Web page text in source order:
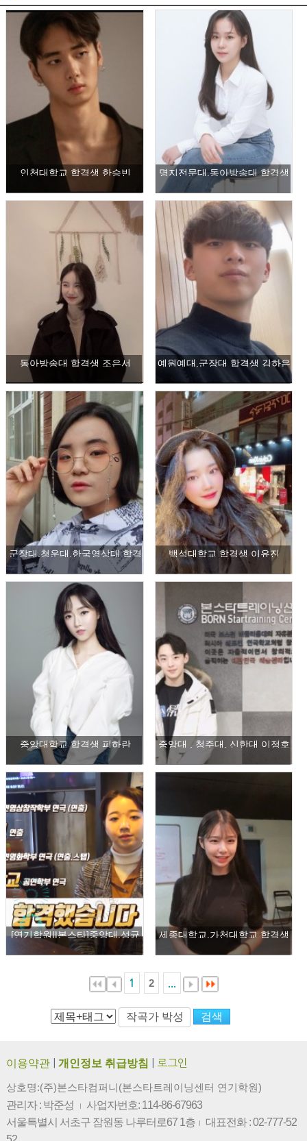
인천대학교 합격생 한승빈
명지전문대,동아방송대 합격생
한주혜
동아방송대 합격생 조은서 예원예대,군장대 합격생 김하은
군장대,청운대,한국영상대 합격
생 전효빈
백석대학교 합격생 이유진
중앙대학교 합격생 피하란 중앙대 , 청주대, 신한대 이정호
[연기학원||본스타]중앙대,성균
관대,단국대,서울예대 합격 4관
세종대학교,가천대학교 합격생
도예진
1 2
이용약관 개인정보 취급방침 로그인
상호명:(주)본스타컴퍼니(본스타트레이닝센터 연기학원)
관리자 : 박준성
사업자번호: 114-86-67963
서울특별시 서초구 잠원동 나루터로67 1층
대표전화 : 02-777-52